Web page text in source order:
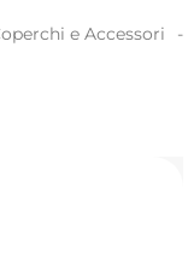
e Accessori -